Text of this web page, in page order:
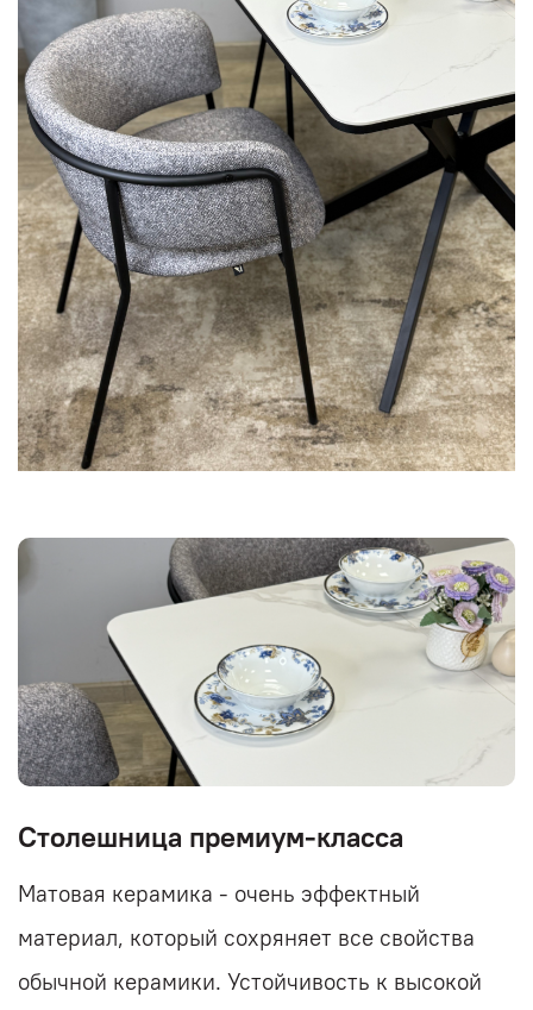
Столешница премиум-класса
Матовая керамика - очень эффектный
материал, который сохряняет все свойства
обычной керамики. Устойчивость к высокой